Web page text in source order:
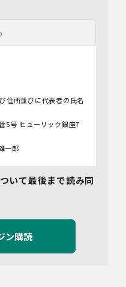
住所並びに代表者の氏名
5号 ヒューリック銀座7
一郎
報保護法第2条第1項によ
、以下同様とします。）
個人情報の提供は任意で
いて最後まで読み同